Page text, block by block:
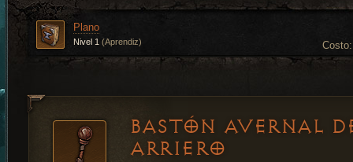
Costo:
Plano
Nivel 1 (Aprendiz)
BASTÓN AVERNAL
ARRIERO